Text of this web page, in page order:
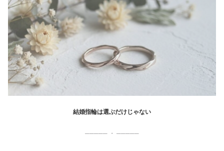
結婚指輪は選ぶだけじゃない
───── ・ ─────